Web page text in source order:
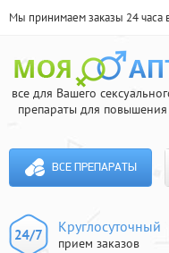
Мы принимаем заказы 24 часа
все для Вашего
препараты для
ВСЕ ПРЕПАРАТЫ
Круглосуточный
прием заказов